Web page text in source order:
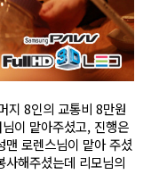
지 8인의 교통비 8만원
이 맡아주셨고, 진행은
맨 로렌스님이 맡아 주셨
해주셨는데 리모님의